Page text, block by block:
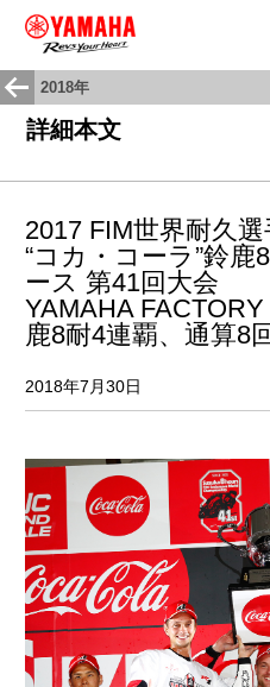
2018年
詳細本文
2017 FIM世界耐久
“コカ・コーラ”鈴鹿
ース 第41回大会
YAMAHA
鹿8耐4連覇、通算8
2018年7月30日